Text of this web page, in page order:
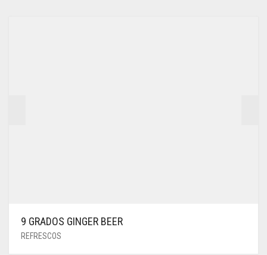
9 GRADOS GINGER BEER
REFRESCOS